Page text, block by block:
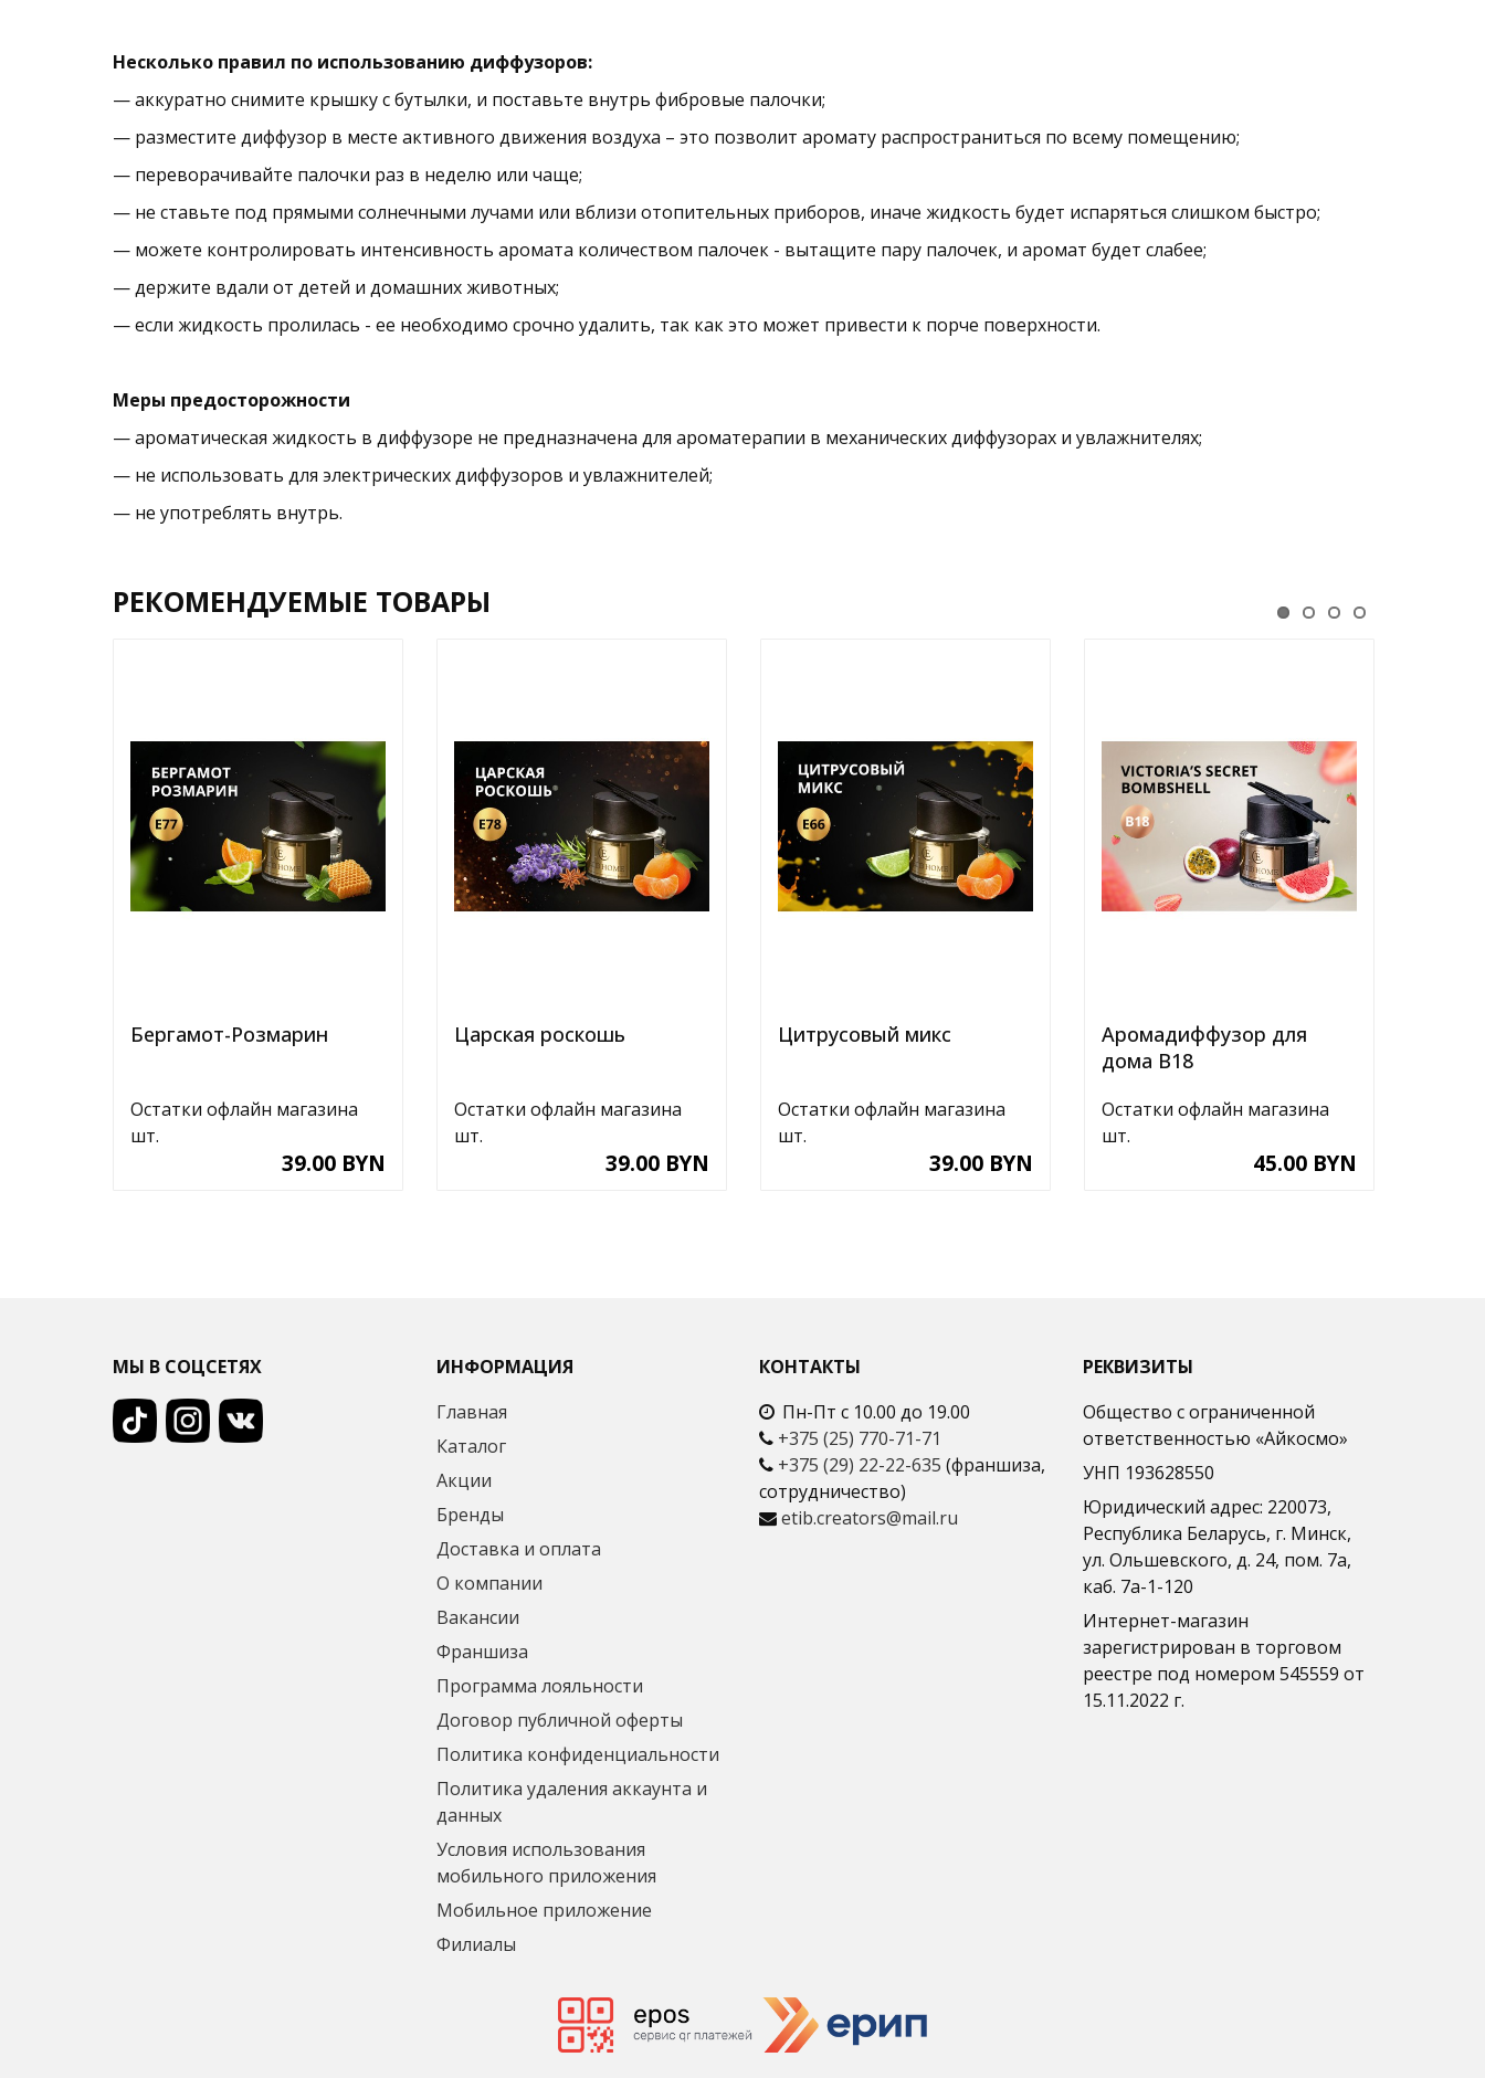
Несколько правил по использованию диффузоров:
— аккуратно снимите крышку с бутылки, и поставьте внутрь фибровые палочки;
— разместите диффузор в месте активного движения воздуха – это позволит аромату распространиться по всему помещению;
— переворачивайте палочки раз в неделю или чаще;
— не ставьте под прямыми солнечными лучами или вблизи отопительных приборов, иначе жидкость будет испаряться слишком быстро;
— можете контролировать интенсивность аромата количеством палочек - вытащите пару палочек, и аромат будет слабее;
— держите вдали от детей и домашних животных;
— если жидкость пролилась - ее необходимо срочно удалить, так как это может привести к порче поверхности.
Меры предосторожности
— ароматическая жидкость в диффузоре не предназначена для ароматерапии в механических диффузорах и увлажнителях;
— не использовать для электрических диффузоров и увлажнителей;
— не употреблять внутрь.
РЕКОМЕНДУЕМЫЕ ТОВАРЫ
Бергамот-Розмарин
Остатки офлайн магазина
шт.
39.00 BYN
Царская роскошь
Остатки офлайн магазина
шт.
39.00 BYN
Цитрусовый микс
Остатки офлайн магазина
шт.
39.00 BYN
Аромадиффузор для
дома B18
Остатки офлайн магазина
шт.
45.00 BYN
МЫ В СОЦСЕТЯХ
ИНФОРМАЦИЯ
Главная
Каталог
Акции
Бренды
Доставка и оплата
О компании
Вакансии
Франшиза
Программа лояльности
Договор публичной оферты
Политика конфиденциальности
Политика удаления аккаунта и
данных
Условия использования
мобильного приложения
Мобильное приложение
Филиалы
КОНТАКТЫ
Пн-Пт с 10.00 до 19.00
+375 (25) 770-71-71
+375 (29) 22-22-635 (франшиза,
сотрудничество)
etib.creators@mail.ru
РЕКВИЗИТЫ
Общество с ограниченной
ответственностью «Айкосмо»
УНП 193628550
Юридический адрес: 220073,
Республика Беларусь, г. Минск,
ул. Ольшевского, д. 24, пом. 7а,
каб. 7а-1-120
Интернет-магазин
зарегистрирован в торговом
реестре под номером 545559 от
15.11.2022 г.